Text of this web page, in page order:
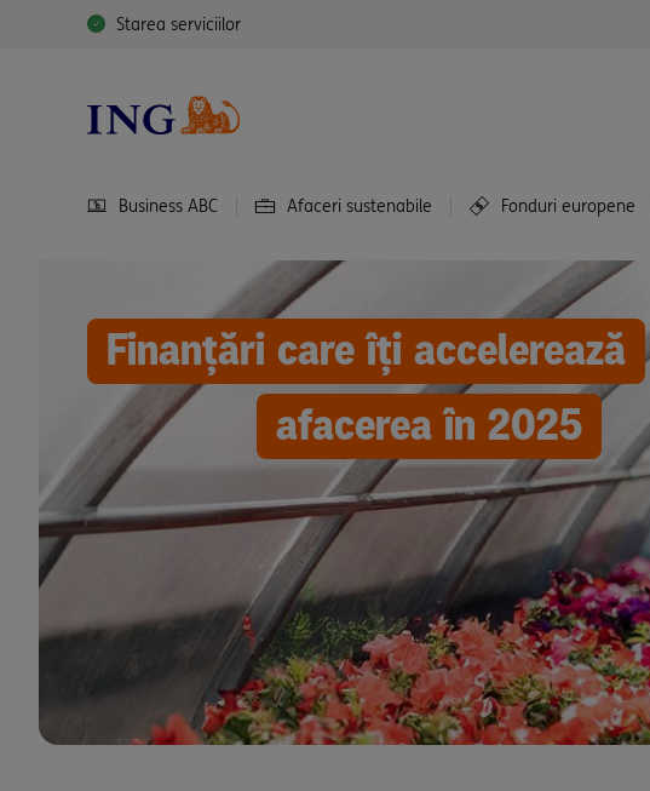
Starea serviciilor
Business ABC Afaceri sustenabile Fonduri europene
Finanțări care îți accelerează
afacerea în 2025